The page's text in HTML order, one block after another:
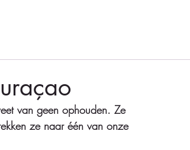
van geen ophouden. Ze
ze naar één van onze